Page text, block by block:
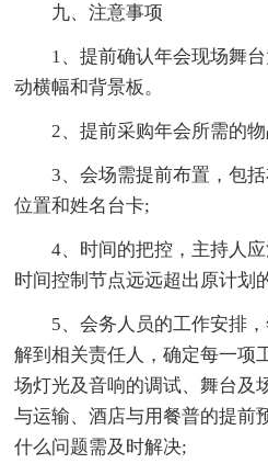
九、注意事项
1、提前确认年会现场舞
动横幅和背景板。
2、提前采购年会所需的
3、会场需提前布置，包
位置和姓名台卡;
4、时间的把控，主持人
时间控制节点远远超出原计划
5、会务人员的工作安排
解到相关责任人，确定每一项
场灯光及音响的调试、舞台及
与运输、酒店与用餐普的提前
什么问题需及时解决;